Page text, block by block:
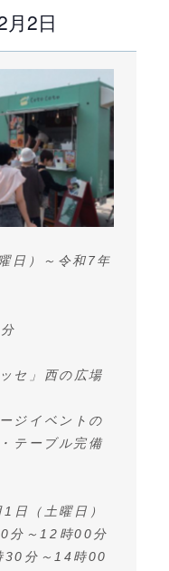
月2日
日）～令和7年
セ」西の広場
ジイベントの
テーブル完備
日（土曜日）
分～12時00分
30分～14時00